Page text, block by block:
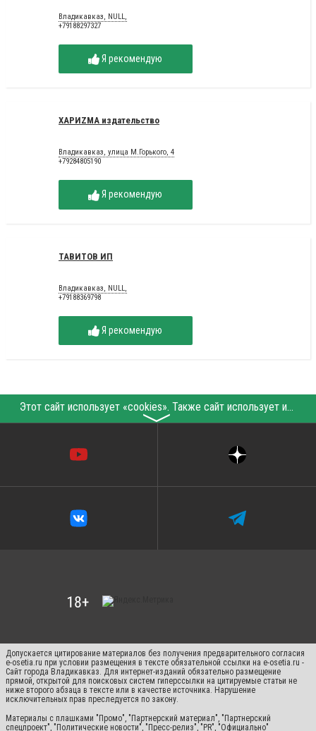
Владикавказ, NULL,
+79188297327
Я рекомендую
ХАРИZМА издательство
Владикавказ, улица М.Горького, 4
+79284805190
Я рекомендую
ТАВИТОВ ИП
Владикавказ, NULL,
+79188369798
Я рекомендую
Этот сайт использует «cookies». Также сайт использует интернет-сервис для сбора технических данных касательно посетителей с целью получения маркетинговой и статистической информации. Условия обработки данных посетителей сайта см.
〉
Допускается цитирование материалов без получения предварительного согласия
e-osetia.ru при условии размещения в тексте обязательной ссылки на e-osetia.ru -
Сайт города Владикавказ. Для интернет-изданий обязательно размещение
прямой, открытой для поисковых систем гиперссылки на цитируемые статьи не
ниже второго абзаца в тексте или в качестве источника. Нарушение
исключительных прав преследуется по закону.
Материалы с плашками "Промо", "Партнерский материал", "Партнерский
спецпроект", "Политические новости", "Пресс-релиз", "PR", "Официально"